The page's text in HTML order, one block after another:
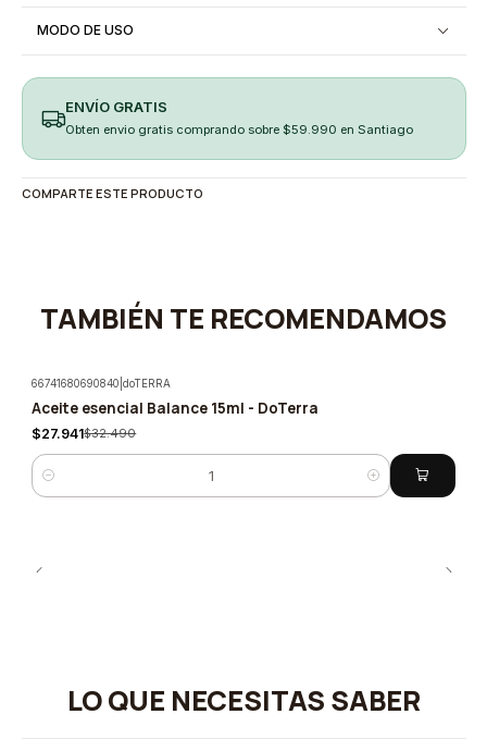
MODO DE USO
ENVÍO GRATIS
Obten envio gratis comprando sobre $59.990 en Santiago
COMPARTE ESTE PRODUCTO
TAMBIÉN TE RECOMENDAMOS
-14%
66741680690840 |doTERRA
Aceite esencial Balance 15ml - DoTerra
$27.941$32.490
Cantidad
LO QUE NECESITAS SABER